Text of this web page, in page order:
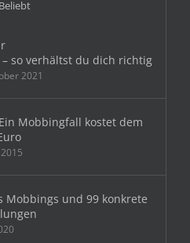
Beliebt
so verhältst du dich richtig
2021
Mobbingfall kostet dem
Mobbings und 99 konkrete